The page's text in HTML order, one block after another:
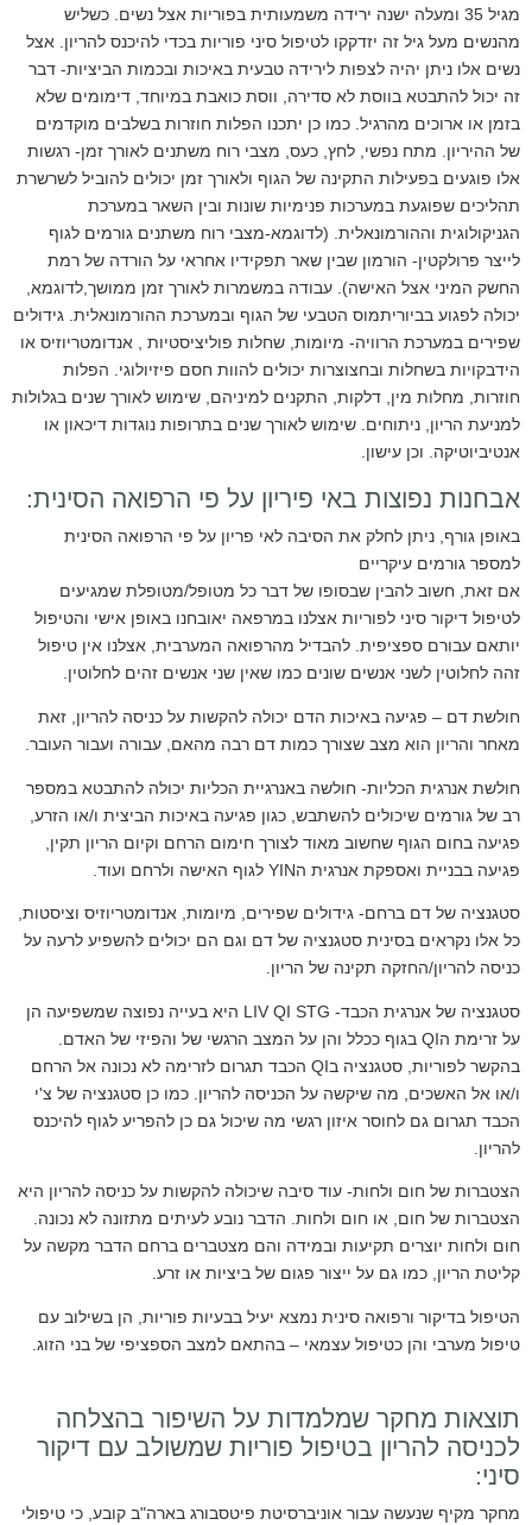
מגיל 35 ומעלה ישנה ירידה משמעותית בפוריות אצל נשים. כשליש
מהנשים מעל גיל זה יזדקקו לטיפול סיני פוריות בכדי להיכנס להריון. אצל
נשים אלו ניתן יהיה לצפות לירידה טבעית באיכות ובכמות הביציות- דבר
זה יכול להתבטא בווסת לא סדירה, ווסת כואבת במיוחד, דימומים שלא
בזמן או ארוכים מהרגיל. כמו כן יתכנו הפלות חוזרות בשלבים מוקדמים
של ההיריון. מתח נפשי, לחץ, כעס, מצבי רוח משתנים לאורך זמן- רגשות
אלו פוגעים בפעילות התקינה של הגוף ולאורך זמן יכולים להוביל לשרשרת
תהליכים שפוגעת במערכות פנימיות שונות ובין השאר במערכת
הגניקולוגית וההורמונאלית. (לדוגמא-מצבי רוח משתנים גורמים לגוף
לייצר פרולקטין- הורמון שבין שאר תפקידיו אחראי על הורדה של רמת
החשק המיני אצל האישה). עבודה במשמרות לאורך זמן ממושך,לדוגמא,
יכולה לפגוע בביוריתמוס הטבעי של הגוף ובמערכת ההורמונאלית. גידולים
שפירים במערכת הרוויה- מיומות, שחלות פוליציסטיות , אנדומטריוזיס או
הידבקויות בשחלות ובחצוצרות יכולים להוות חסם פיזיולוגי. הפלות
חוזרות, מחלות מין, דלקות, התקנים למיניהם, שימוש לאורך שנים בגלולות
למניעת הריון, ניתוחים. שימוש לאורך שנים בתרופות נוגדות דיכאון או
אנטיביוטיקה. וכן עישון.
אבחנות נפוצות באי פיריון על פי הרפואה הסינית:
באופן גורף, ניתן לחלק את הסיבה לאי פריון על פי הרפואה הסינית
למספר גורמים עיקריים
אם זאת, חשוב להבין שבסופו של דבר כל מטופל/מטופלת שמגיעים
לטיפול דיקור סיני לפוריות אצלנו במרפאה יאובחנו באופן אישי והטיפול
יותאם עבורם ספציפית. להבדיל מהרפואה המערבית, אצלנו אין טיפול
זהה לחלוטין לשני אנשים שונים כמו שאין שני אנשים זהים לחלוטין.
חולשת דם – פגיעה באיכות הדם יכולה להקשות על כניסה להריון, זאת
מאחר והריון הוא מצב שצורך כמות דם רבה מהאם, עבורה ועבור העובר.
חולשת אנרגית הכליות- חולשה באנרגיית הכליות יכולה להתבטא במספר
רב של גורמים שיכולים להשתבש, כגון פגיעה באיכות הביצית ו/או הזרע,
פגיעה בחום הגוף שחשוב מאוד לצורך חימום הרחם וקיום הריון תקין,
פגיעה בבניית ואספקת אנרגית הYIN לגוף האישה ולרחם ועוד.
סטגנציה של דם ברחם- גידולים שפירים, מיומות, אנדומטריוזיס וציסטות,
כל אלו נקראים בסינית סטגנציה של דם וגם הם יכולים להשפיע לרעה על
כניסה להריון/החזקה תקינה של הריון.
סטגנציה של אנרגית הכבד- LIV QI STG היא בעייה נפוצה שמשפיעה הן
על זרימת הQI בגוף ככלל והן על המצב הרגשי של והפיזי של האדם.
בהקשר לפוריות, סטגנציה בQI הכבד תגרום לזרימה לא נכונה אל הרחם
ו/או אל האשכים, מה שיקשה על הכניסה להריון. כמו כן סטגנציה של צ'י
הכבד תגרום גם לחוסר איזון רגשי מה שיכול גם כן להפריע לגוף להיכנס
להריון.
הצטברות של חום ולחות- עוד סיבה שיכולה להקשות על כניסה להריון היא
הצטברות של חום, או חום ולחות. הדבר נובע לעיתים מתזונה לא נכונה.
חום ולחות יוצרים תקיעות ובמידה והם מצטברים ברחם הדבר מקשה על
קליטת הריון, כמו גם על ייצור פגום של ביציות או זרע.
הטיפול בדיקור ורפואה סינית נמצא יעיל בבעיות פוריות, הן בשילוב עם
טיפול מערבי והן כטיפול עצמאי – בהתאם למצב הספציפי של בני הזוג.
תוצאות מחקר שמלמדות על השיפור בהצלחה
לכניסה להריון בטיפול פוריות שמשולב עם דיקור
סיני:
מחקר מקיף שנעשה עבור אוניברסיטת פיטסבורג בארה"ב קובע, כי טיפולי